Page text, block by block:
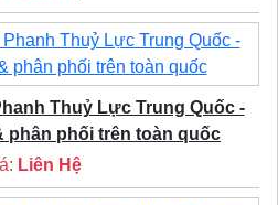
Thuỷ Lực Trung Quốc -
phân phối trên toàn quốc
Liên Hệ